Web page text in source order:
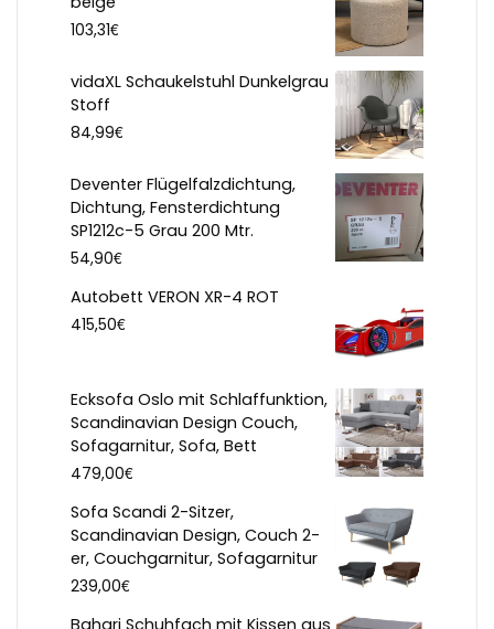
103,31€
vidaXL Schaukelstuhl Dunkelgrau
Stoff
84,99€
Deventer Flügelfalzdichtung,
Dichtung, Fensterdichtung
SP1212c-5 Grau 200 Mtr.
54,90€
Autobett VERON XR-4 ROT
415,50€
Ecksofa Oslo mit Schlaffunktion,
Scandinavian Design Couch,
Sofagarnitur, Sofa, Bett
479,00€
Sofa Scandi 2-Sitzer,
Scandinavian Design, Couch 2-
er, Couchgarnitur, Sofagarnitur
239,00€